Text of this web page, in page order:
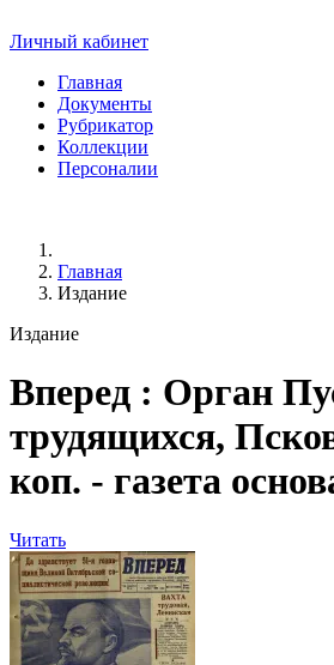
Личный кабинет
Главная
Документы
Рубрикатор
Коллекции
Персоналии
Главная
Издание
Издание
Вперед : Орган
трудящихся,
коп. - газета
Читать